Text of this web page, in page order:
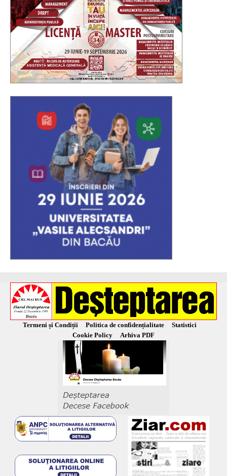
Termeni și Condiții Politica de confidențialitate
Statistici
Cookie Policy
Arhiva PDF